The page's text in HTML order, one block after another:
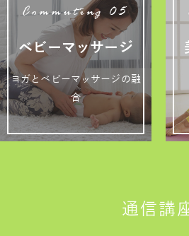
Commuting 05
ベビーマッサージ
ヨガとベビーマッサージの融
合
通信講